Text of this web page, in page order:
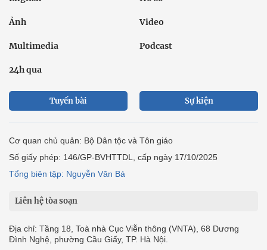
Ảnh Video
Multimedia Podcast
24h qua
Tuyến bài Sự kiện
Cơ quan chủ quản: Bộ Dân tộc và Tôn giáo
Số giấy phép: 146/GP-BVHTTDL, cấp ngày 17/10/2025
Tổng biên tập: Nguyễn Văn Bá
Liên hệ tòa soạn
Địa chỉ: Tầng 18, Toà nhà Cục Viễn thông (VNTA), 68 Dương
Đình Nghệ, phường Cầu Giấy, TP. Hà Nội.